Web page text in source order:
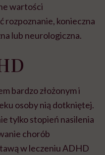
wartości
rozpoznanie, konieczna
lub neurologiczna.
bardzo złożonym i
osoby nią dotkniętej.
tylko stopień nasilenia
chorób
w leczeniu ADHD